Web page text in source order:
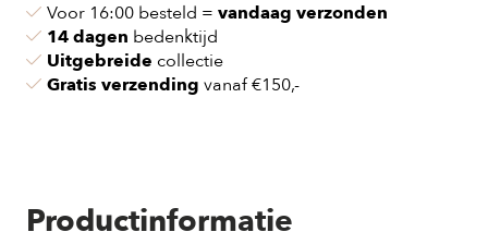
Voor 16:00 besteld = vandaag verzonden
14 dagen bedenktijd
Uitgebreide collectie
Gratis verzending vanaf €150,-
Productinformatie